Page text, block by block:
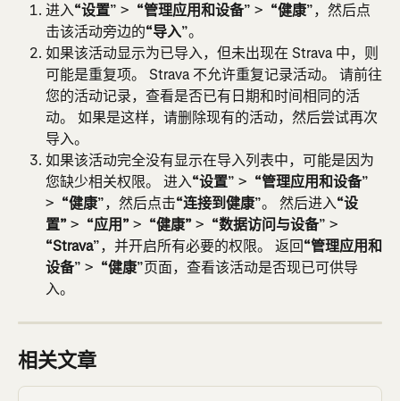
进入“设置” > “管理应用和设备” > “健康”，然后点
击该活动旁边的“导入”。
如果该活动显示为已导入，但未出现在 Strava 中，则
可能是重复项。 Strava 不允许重复记录活动。 请前往
您的活动记录，查看是否已有日期和时间相同的活
动。 如果是这样，请删除现有的活动，然后尝试再次
导入。
如果该活动完全没有显示在导入列表中，可能是因为
您缺少相关权限。 进入“设置” > “管理应用和设备”
> “健康”，然后点击“连接到健康”。 然后进入“设
置” > “应用” > “健康” > “数据访问与设备” >
“Strava”，并开启所有必要的权限。 返回“管理应用和
设备” > “健康”页面，查看该活动是否现已可供导
入。
相关文章